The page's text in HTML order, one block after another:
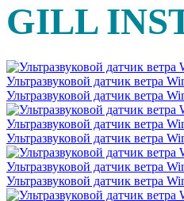
GILL
Ультразвуковой датчик ветра
Ультразвуковой датчик ветра
Ультразвуковой датчик ветра
Ультразвуковой датчик ветра
Ультразвуковой датчик ветра
Ультразвуковой датчик ветра